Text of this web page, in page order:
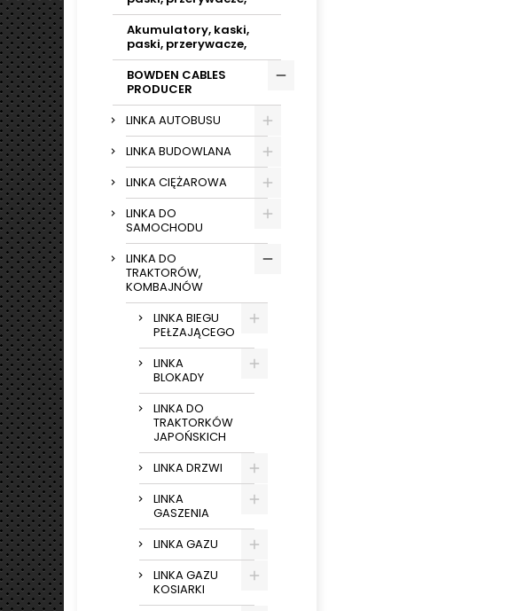
Akumulatory, kaski,
paski, przerywacze,
BOWDEN CABLES
PRODUCER
LINKA AUTOBUSU
LINKA BUDOWLANA
LINKA CIĘŻAROWA
LINKA DO
SAMOCHODU
LINKA DO
TRAKTORÓW,
KOMBAJNÓW
LINKA BIEGU
PEŁZAJĄCEGO
LINKA
BLOKADY
LINKA DO
TRAKTORKÓW
JAPOŃSKICH
LINKA DRZWI
LINKA
GASZENIA
LINKA GAZU
LINKA GAZU
KOSIARKI